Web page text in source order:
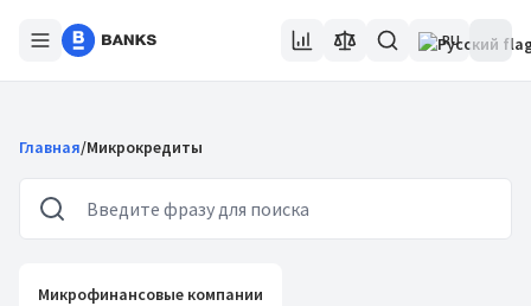
RU
Главная/Микрокредиты
Микрофинансовые компании